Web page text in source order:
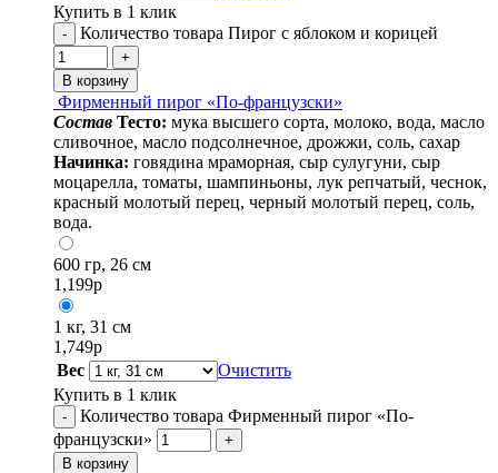
Купить в 1 клик
- Количество товара Пирог с яблоком и корицей
+
В корзину
Фирменный пирог «По-французски»
Cостав Тесто: мука высшего сорта, молоко, вода, масло
сливочное, масло подсолнечное, дрожжи, соль, сахар
Начинка: говядина мраморная, сыр сулугуни, сыр
моцарелла, томаты, шампиньоны, лук репчатый, чеснок,
красный молотый перец, черный молотый перец, соль,
вода.
600 гр, 26 см
1,199р
1 кг, 31 см
1,749р
Вес
Очистить
Купить в 1 клик
-
Количество товара Фирменный пирог «По-
французски»
+
В корзину